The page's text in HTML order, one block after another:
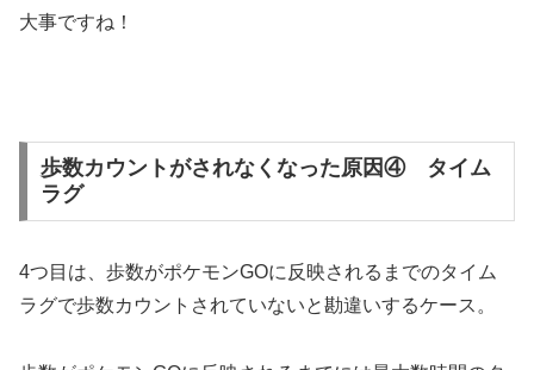
大事ですね！
歩数カウントがされなくなった原因④ タイム
ラグ
4つ目は、歩数がポケモンGOに反映されるまでのタイム
ラグで歩数カウントされていないと勘違いするケース。